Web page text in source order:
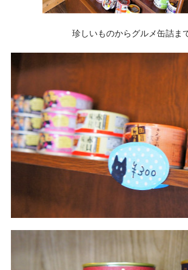
珍しいものからグルメ缶詰まで